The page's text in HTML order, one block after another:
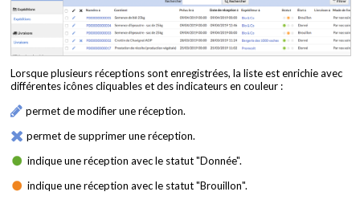
Lorsque plusieurs réceptions sont enregistrées, la liste est enrichie avec
différentes icônes cliquables et des indicateurs en couleur :
permet de modifier une réception.
permet de supprimer une réception.
indique une réception avec le statut "Donnée".
indique une réception avec le statut "Brouillon".